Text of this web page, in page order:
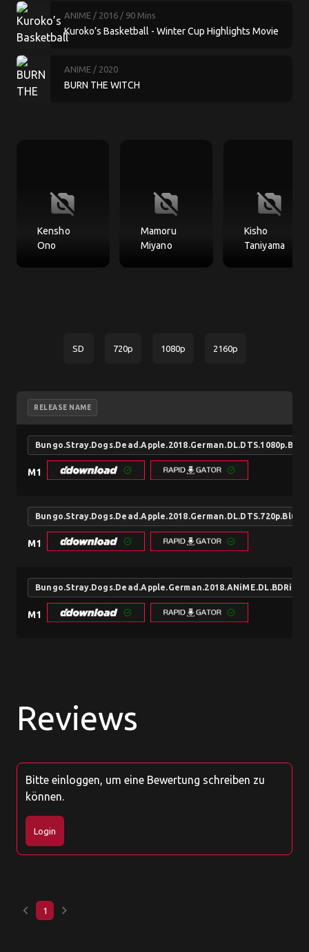
ANIME / 2016 / 90 Mins
Kuroko’s Basketball - Winter Cup Highlights Movie
ANIME / 2020
BURN THE WITCH
no_photography
Kensho
Ono
no_photography
Mamoru
Miyano
no_photography
Kisho
Taniyama
SD 720p 1080p 2160p
RELEASE NAME
M1
M1
M1
Reviews
Bitte einloggen, um eine Bewertung schreiben zu
können.
Login
keyboard_arrow_left 1 keyboard_arrow_right